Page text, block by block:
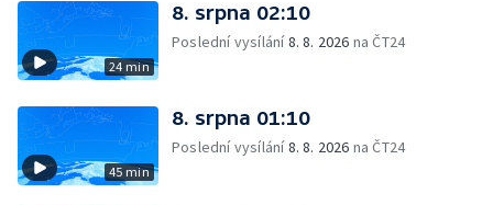
24 min
8. srpna 02:10
Poslední vysílání8. 8. 2026 na ČT24
45 min
8. srpna 01:10
Poslední vysílání8. 8. 2026 na ČT24